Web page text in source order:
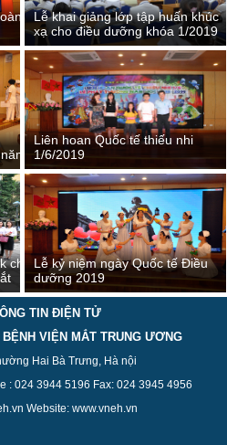
Lễ khai giảng lớp tập huấn khúc
xạ cho điều dưỡng khóa 1/2019
Liên hoan Quốc tế thiếu nhi
1/6/2019
chi Lễ kỷ niệm ngày Quốc tế Điều
dưỡng 2019
TIN ĐIỆN TỬ
VIỆN MẮT TRUNG ƯƠNG
Hai Bà Trưng, Hà nội
: 024 3944 5196 Fax: 024 3945 4956
Website: www.vneh.vn